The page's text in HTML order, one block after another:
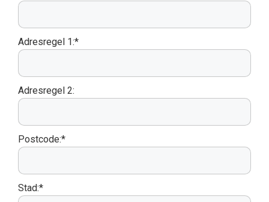
Adresregel 1:*
Adresregel 2:
Postcode:*
Stad:*